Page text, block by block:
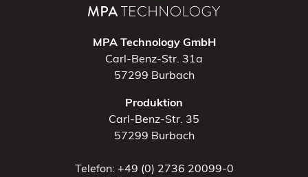
MPA Technology GmbH
Carl-Benz-Str. 31a
57299 Burbach
Produktion
Carl-Benz-Str. 35
57299 Burbach
Telefon: +49 (0) 2736 20099-0